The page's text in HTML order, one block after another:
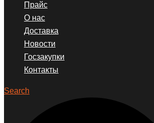
Прайс
О нас
Доставка
Новости
Госзакупки
Контакты
Search